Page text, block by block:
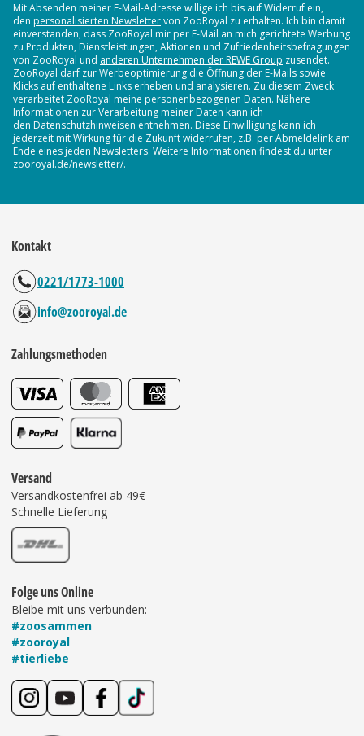
Mit Absenden meiner E-Mail-Adresse willige ich bis auf Widerruf ein,
den personalisierten Newslettervon ZooRoyal zu erhalten. Ich bin damit
einverstanden, dass ZooRoyal mir per E-Mail an mich gerichtete Werbung
zu Produkten, Dienstleistungen, Aktionen und Zufriedenheitsbefragungen
von ZooRoyal und anderen Unternehmen der REWE Group zusendet.
ZooRoyal darf zur Werbeoptimierung die Öffnung der E-Mails sowie
Klicks auf enthaltene Links erheben und analysieren. Zu diesem Zweck
verarbeitet ZooRoyal meine personenbezogenen Daten. Nähere
Informationen zur Verarbeitung meiner Daten kann ich
den Datenschutzhinweisen entnehmen. Diese Einwilligung kann ich
jederzeit mit Wirkung für die Zukunft widerrufen, z.B. per Abmeldelink am
Ende eines jeden Newsletters. Weitere Informationen findest du unter
zooroyal.de/newsletter/.
Kontakt
0221/1773-1000
info@zooroyal.de
Zahlungsmethoden
Versand
Versandkostenfrei ab 49€
Schnelle Lieferung
Folge uns Online
Bleibe mit uns verbunden:
#zoosammen
#zooroyal
#tierliebe